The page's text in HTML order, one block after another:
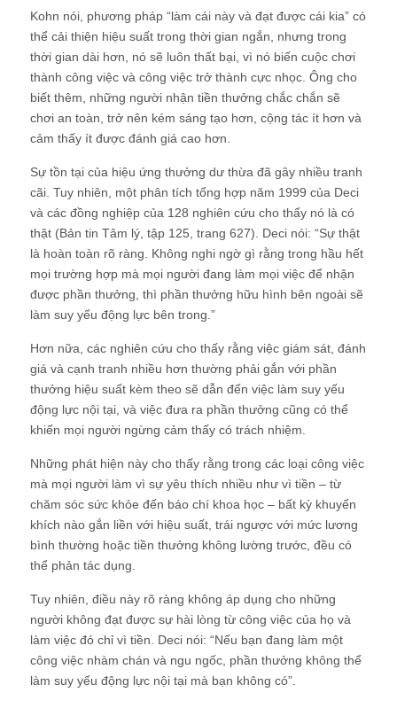
Kohn nói, phương pháp “làm cái này và đạt được cái kia” có
thể cải thiện hiệu suất trong thời gian ngắn, nhưng trong
thời gian dài hơn, nó sẽ luôn thất bại, vì nó biến cuộc chơi
thành công việc và công việc trở thành cực nhọc. Ông cho
biết thêm, những người nhận tiền thưởng chắc chắn sẽ
chơi an toàn, trở nên kém sáng tạo hơn, cộng tác ít hơn và
cảm thấy ít được đánh giá cao hơn.
Sự tồn tại của hiệu ứng thưởng dư thừa đã gây nhiều tranh
cãi. Tuy nhiên, một phân tích tổng hợp năm 1999 của Deci
và các đồng nghiệp của 128 nghiên cứu cho thấy nó là có
thật (Bản tin Tâm lý, tập 125, trang 627). Deci nói: “Sự thật
là hoàn toàn rõ ràng. Không nghi ngờ gì rằng trong hầu hết
mọi trường hợp mà mọi người đang làm mọi việc để nhận
được phần thưởng, thì phần thưởng hữu hình bên ngoài sẽ
làm suy yếu động lực bên trong.”
Hơn nữa, các nghiên cứu cho thấy rằng việc giám sát, đánh
giá và cạnh tranh nhiều hơn thường phải gắn với phần
thưởng hiệu suất kèm theo sẽ dẫn đến việc làm suy yếu
động lực nội tại, và việc đưa ra phần thưởng cũng có thể
khiến mọi người ngừng cảm thấy có trách nhiệm.
Những phát hiện này cho thấy rằng trong các loại công việc
mà mọi người làm vì sự yêu thích nhiều như vì tiền – từ
chăm sóc sức khỏe đến báo chí khoa học – bất kỳ khuyến
khích nào gắn liền với hiệu suất, trái ngược với mức lương
bình thường hoặc tiền thưởng không lường trước, đều có
thể phản tác dụng.
Tuy nhiên, điều này rõ ràng không áp dụng cho những
người không đạt được sự hài lòng từ công việc của họ và
làm việc đó chỉ vì tiền. Deci nói: “Nếu bạn đang làm một
công việc nhàm chán và ngu ngốc, phần thưởng không thể
làm suy yếu động lực nội tại mà bạn không có”.